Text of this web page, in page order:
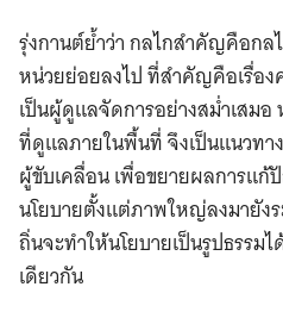
รุ่งกานต์ย้ำว่า กลไกสำคัญคือก
หน่วยย่อยลงไป ที่สำคัญคือเรื่อ
เป็นผู้ดูแลจัดการอย่างสม่ำเสม
ที่ดูแลภายในพื้นที่ จึงเป็นแนวท
ผู้ขับเคลื่อน เพื่อขยายผลการแก้
นโยบายตั้งแต่ภาพใหญ่ลงมายั
ถิ่นจะทำให้นโยบายเป็นรูปธรรม
เดียวกัน